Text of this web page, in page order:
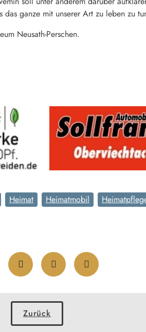
ganze mit unserer Art zu leben zu
Neusath-Perschen.
Heimat Heimatmobil
Zurück